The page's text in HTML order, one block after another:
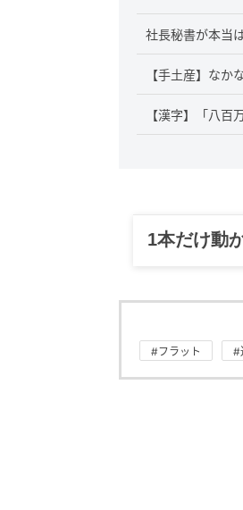
社長秘書が本当
【手土産】な
【漢字】「八
グルメ、
#フラット #